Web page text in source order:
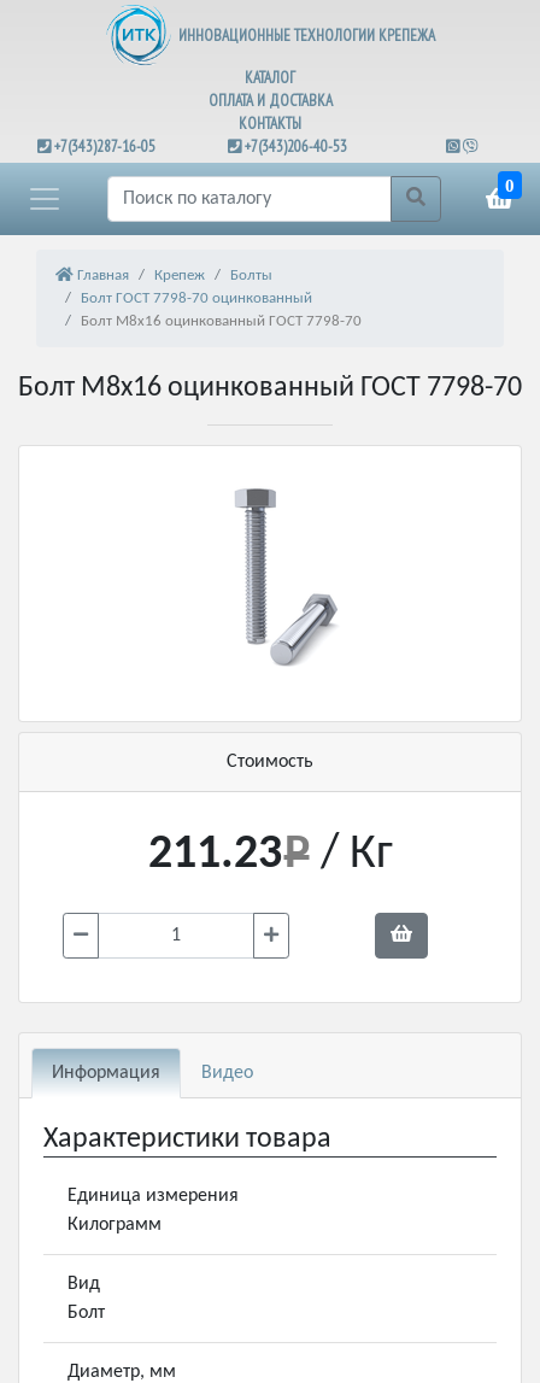
ИННОВАЦИОННЫЕ ТЕХНОЛОГИИ КРЕПЕЖА
КАТАЛОГ
ОПЛАТА И ДОСТАВКА
КОНТАКТЫ
+7(343)287-16-05
+7(343)206-40-53
0
Главная Крепеж
Болты
Болт ГОСТ 7798-70 оцинкованный
Болт М8х16 оцинкованный ГОСТ 7798-70
Болт М8х16 оцинкованный ГОСТ 7798-70
Стоимость
211.23 / Кг
Информация Видео
Характеристики товара
Единица измерения
Килограмм
Вид
Болт
Диаметр, мм